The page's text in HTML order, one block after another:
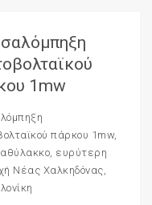
1mw
πάρκου 1mw,
ευρύτερη
Νέας Χαλκηδόνας,